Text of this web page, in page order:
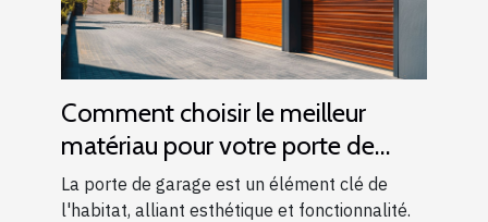
Comment choisir le meilleur
matériau pour votre porte de
garage
La porte de garage est un élément clé de
l'habitat, alliant esthétique et fonctionnalité.